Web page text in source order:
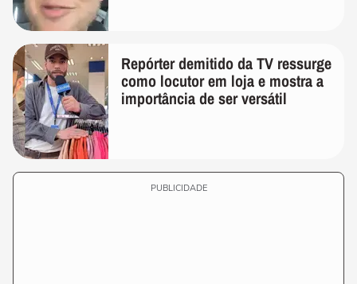
Repórter demitido da TV ressurge
como locutor em loja e mostra a
importância de ser versátil
PUBLICIDADE